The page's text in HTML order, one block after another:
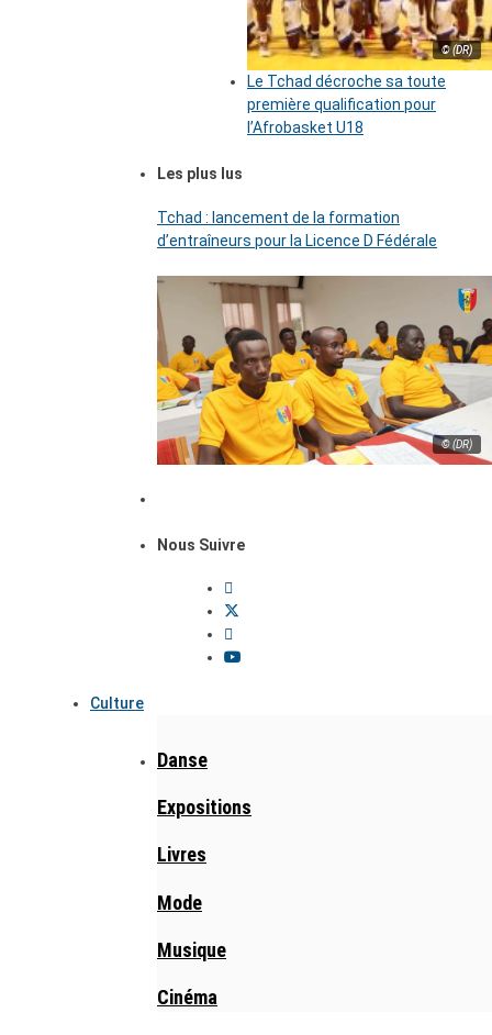
© (DR)
Le Tchad décroche sa toute
première qualification pour
l’Afrobasket U18
Les plus lus
Tchad : lancement de la formation
d’entraîneurs pour la Licence D Fédérale
© (DR)
Nous Suivre
Culture
Danse
Expositions
Livres
Mode
Musique
Cinéma